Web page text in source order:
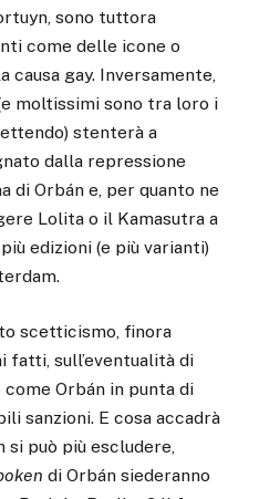
sono tuttora
come delle icone o
gay. Inversamente,
moltissimi sono tra loro i
stenterà a
dalla repressione
di Orbán e, per quanto ne
Lolita o il Kamasutra a
edizioni (e più varianti)
scetticismo, finora
sull’eventualità di
Orbán in punta di
sanzioni. E cosa accadrà
si può più escludere,
di Orbán siederanno